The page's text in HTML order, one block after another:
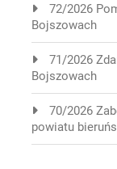
72/2026
Bojszowach
71/2026
Bojszowach
70/2026
powiatu